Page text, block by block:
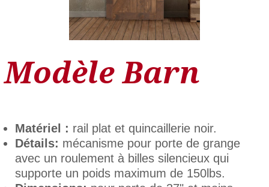
Modèle Barn
Matériel : rail plat et quincaillerie noir.
Détails: mécanisme pour porte de grange
avec un roulement à billes silencieux qui
supporte un poids maximum de 150lbs.